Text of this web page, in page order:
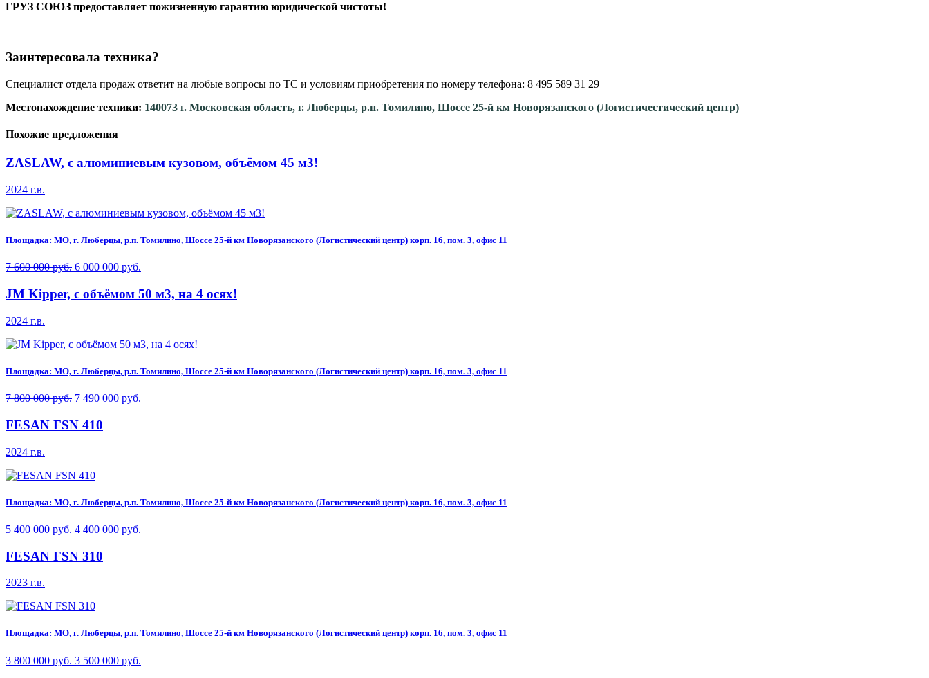
ГРУЗ СОЮЗ предоставляет пожизненную гарантию юридической чистоты!
Заинтересовала техника?
Специалист отдела продаж ответит на любые вопросы по ТС и условиям приобретения по номеру телефона: 8 495 589 31 29
Местонахождение техники: 140073 г. Московская область, г. Люберцы, р.п. Томилино, Шоссе 25-й км Новорязанского (Логистичестический центр)
Похожие предложения
ZASLAW, с алюминиевым кузовом, объёмом 45 м3!
2024 г.в.
Площадка: МО, г. Люберцы, р.п. Томилино, Шоссе 25-й км Новорязанского (Логистический центр) корп. 16, пом. 3, офис 11
7 600 000 руб. 6 000 000 руб.
JM Kipper, c объёмом 50 м3, на 4 осях!
2024 г.в.
Площадка: МО, г. Люберцы, р.п. Томилино, Шоссе 25-й км Новорязанского (Логистический центр) корп. 16, пом. 3, офис 11
7 800 000 руб. 7 490 000 руб.
FESAN FSN 410
2024 г.в.
Площадка: МО, г. Люберцы, р.п. Томилино, Шоссе 25-й км Новорязанского (Логистический центр) корп. 16, пом. 3, офис 11
5 400 000 руб. 4 400 000 руб.
FESAN FSN 310
2023 г.в.
Площадка: МО, г. Люберцы, р.п. Томилино, Шоссе 25-й км Новорязанского (Логистический центр) корп. 16, пом. 3, офис 11
3 800 000 руб. 3 500 000 руб.